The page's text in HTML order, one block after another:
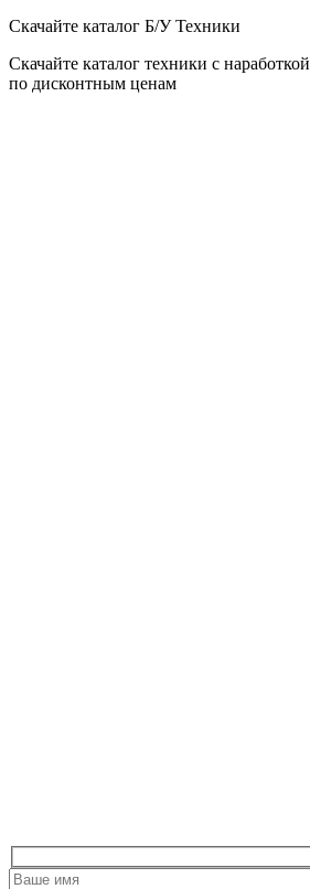
Скачайте каталог Б/У Техники
Скачайте каталог техники с наработкой
по дисконтным ценам